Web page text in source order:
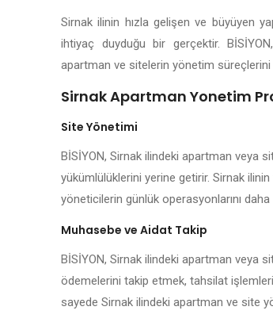
Sirnak ilinin hızla gelişen ve büyüyen
ihtiyaç duyduğu bir gerçektir.
apartman ve sitelerin yönetim süreçlerini
Sirnak Apartman Yonetim
Site Yönetimi
BİSİYON, Sirnak ilindeki apartman veya
yükümlülüklerini yerine getirir. Sirnak
yöneticilerin günlük operasyonlarını
Muhasebe ve Aidat Takip
BİSİYON, Sirnak ilindeki apartman veya
ödemelerini takip etmek, tahsilat
sayede Sirnak ilindeki apartman ve site